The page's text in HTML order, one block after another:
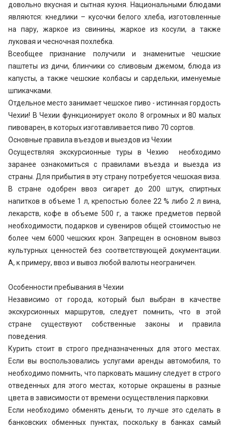
довольно вкусная и сытная кухня. Национальными блюдами
являются: кнедлики – кусочки белого хлеба, изготовленные
на пару, жаркое из свинины, жаркое из косули, а также
луковая и чесночная похлебка.
Всеобщее признание получили и знаменитые чешские
паштеты из дичи, блинчики со сливовым джемом, блюда из
капусты, а также чешские колбасы и сардельки, именуемые
шпикачками.
Отдельное место занимает чешское пиво - истинная гордость
Чехии! В Чехии функционирует около 8 огромных и 80 малых
пивоварен, в которых изготавливается пиво 70 сортов.
Основные правила въездов и выездов из Чехии
Осуществляя экскурсионные туры в Чехию необходимо
заранее ознакомиться с правилами въезда и выезда из
страны. Для прибытия в эту страну потребуется чешская виза.
В стране одобрен ввоз сигарет до 200 штук, спиртных
напитков в объеме 1 л, крепостью более 22 % либо 2 л вина,
лекарств, кофе в объеме 500 г, а также предметов первой
необходимости, подарков и сувениров общей стоимостью не
более чем 6000 чешских крон. Запрещен в основном вывоз
культурных ценностей без соответствующей документации.
А, к примеру, ввоз и вывоз любой валюты неограничен.
Особенности пребывания в Чехии
Независимо от города, который был выбран в качестве
экскурсионных маршрутов, следует помнить, что в этой
стране существуют собственные законы и правила
поведения.
Курить стоит в строго предназначенных для этого местах.
Если вы воспользовались услугами аренды автомобиля, то
необходимо помнить, что парковать машину следует в строго
отведенных для этого местах, которые окрашены в разные
цвета в зависимости от времени осуществления парковки.
Если необходимо обменять деньги, то лучше это сделать в
банковских обменных пунктах, поскольку в банках самый